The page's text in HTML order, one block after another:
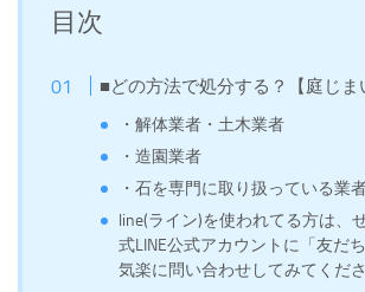
目次
■どの方法で処分する？【庭じま
・解体業者・土木業者
・造園業者
・石を専門に取り扱っている業
line(ライン)を使われてる方は、
式LINE公式アカウントに「友だ
気楽に問い合わせしてみてくださ